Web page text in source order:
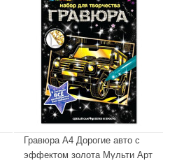
Гравюра А4 Дорогие авто с
эффектом золота Мульти Арт